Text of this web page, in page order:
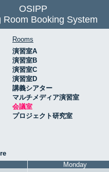
OSIPP
Room Booking System
Rooms
演習室A
演習室B
演習室C
演習室D
講義シアター
マルチメディア演習室
会議室
プロジェクト研究室
Monday